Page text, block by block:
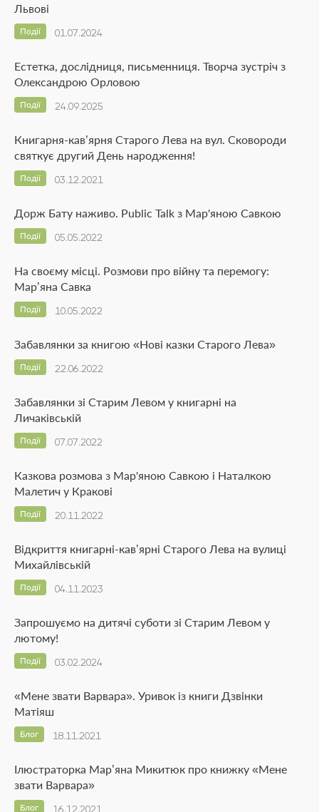
Львові
01.07.2024
Події
Естетка, дослідниця, письменниця. Творча зустріч з
Олександрою Орловою
24.09.2025
Події
Книгарня-кав’ярня Старого Лева на вул. Сковороди
святкує другий День народження!
03.12.2021
Події
Дорж Бату наживо. Public Talk з Мар'яною Савкою
05.05.2022
Події
На своєму місці. Розмови про війну та перемогу:
Мар’яна Савка
10.05.2022
Події
Забавлянки за книгою «Нові казки Старого Лева»
22.06.2022
Події
Забавлянки зі Старим Левом у книгарні на
Личаківській
07.07.2022
Події
Казкова розмова з Мар'яною Савкою і Наталкою
Малетич у Кракові
20.11.2022
Події
Відкриття книгарні-кав’ярні Старого Лева на вулиці
Михайлівській
04.11.2023
Події
Запрошуємо на дитячі суботи зі Старим Левом у
лютому!
03.02.2024
Події
«Мене звати Варвара». Уривок із книги Дзвінки
Матіяш
18.11.2021
Блог
Ілюстраторка Мар’яна Микитюк про книжку «Мене
звати Варвара»
16.12.2021
Блог